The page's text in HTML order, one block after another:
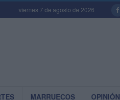
viernes 7 de agosto de 2026
MARRUECOS OPINIÓN